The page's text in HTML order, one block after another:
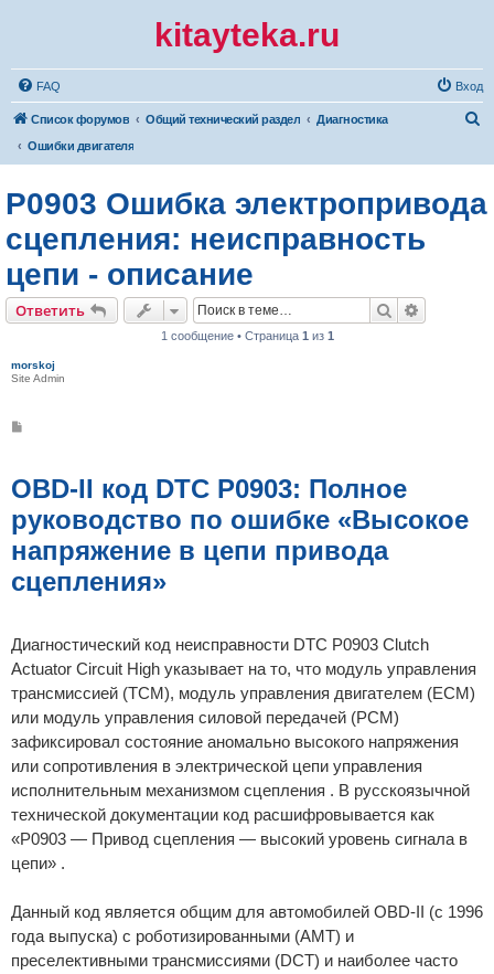
kitayteka.ru
FAQ Вход
Список форумов Общий технический раздел
Диагностика
Ошибки двигателя
с
P0903 Ошибка электропривода
сцепления: неисправность
цепи - описание
Ответить Поиск
1 сообщение • Страница 1 из 1
morskoj
Site Admin
щ
е
и
е
OBD-II код DTC P0903: Полное
руководство по ошибке «Высокое
напряжение в цепи привода
сцепления»
Диагностический код неисправности DTC P0903 Clutch
Actuator Circuit High указывает на то, что модуль управления
трансмиссией (TCM), модуль управления двигателем (ECM)
или модуль управления силовой передачей (PCM)
зафиксировал состояние аномально высокого напряжения
или сопротивления в электрической цепи управления
исполнительным механизмом сцепления . В русскоязычной
технической документации код расшифровывается как
«P0903 — Привод сцепления — высокий уровень сигнала в
цепи» .
Данный код является общим для автомобилей OBD-II (с 1996
года выпуска) с роботизированными (AMT) и
преселективными трансмиссиями (DCT) и наиболее часто